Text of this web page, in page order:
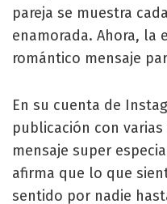
pareja se muestra
enamorada. Ahora, la
romántico mensaje
En su cuenta de
publicación con
mensaje super
afirma que lo que
sentido por nadie